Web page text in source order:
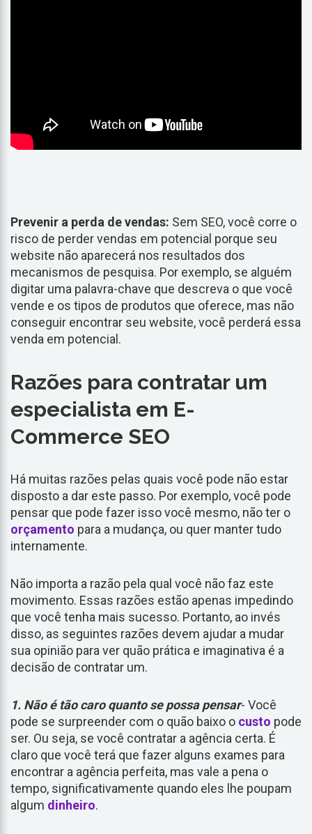
Prevenir a perda de vendas: Sem SEO, você corre o
risco de perder vendas em potencial porque seu
website não aparecerá nos resultados dos
mecanismos de pesquisa. Por exemplo, se alguém
digitar uma palavra-chave que descreva o que você
vende e os tipos de produtos que oferece, mas não
conseguir encontrar seu website, você perderá essa
venda em potencial.
Razões para contratar um
especialista em E-
Commerce SEO
Há muitas razões pelas quais você pode não estar
disposto a dar este passo. Por exemplo, você pode
pensar que pode fazer isso você mesmo, não ter o
orçamento para a mudança, ou quer manter tudo
internamente.
Não importa a razão pela qual você não faz este
movimento. Essas razões estão apenas impedindo
que você tenha mais sucesso. Portanto, ao invés
disso, as seguintes razões devem ajudar a mudar
sua opinião para ver quão prática e imaginativa é a
decisão de contratar um.
1. Não é tão caro quanto se possa pensar- Você
pode se surpreender com o quão baixo o custo pode
ser. Ou seja, se você contratar a agência certa. É
claro que você terá que fazer alguns exames para
encontrar a agência perfeita, mas vale a pena o
tempo, significativamente quando eles lhe poupam
algum dinheiro.